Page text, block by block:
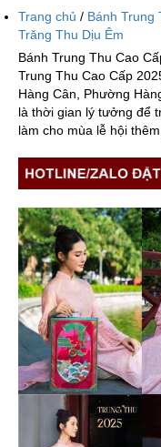
Trang chủ / Bánh Trung
Trăng Thu Dịu Êm
Bánh Trung Thu Cao
Trung Thu Cao Cấp
Hàng Cân, Phường
là thời gian lý tưởng để
làm cho mùa lễ hội